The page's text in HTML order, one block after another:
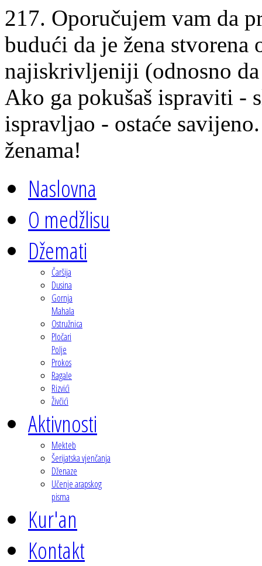
217. Oporučujem vam da
budući da je žena
najiskrivljeniji (odnosno
Ako ga pokušaš ispraviti -
ispravljao - ostaće
ženama!
Naslovna
O medžlisu
Džemati
Čaršija
Dusina
Gornja
Mahala
Ostružnica
Pločari
Polje
Prokos
Ragale
Rizvići
Živčići
Aktivnosti
Mekteb
Šerijatska vjenčanja
Dženaze
Učenje arapskog
pisma
Kur'an
Kontakt